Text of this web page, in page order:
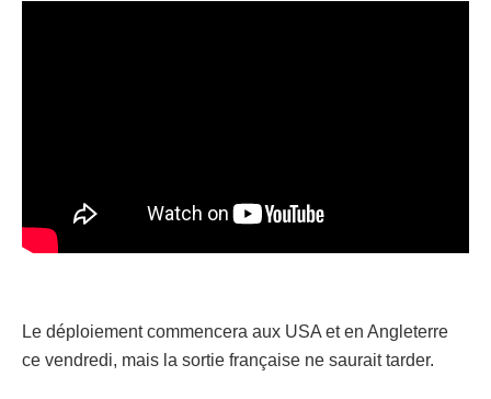
Le déploiement commencera aux USA et en Angleterre
ce vendredi, mais la sortie française ne saurait tarder.